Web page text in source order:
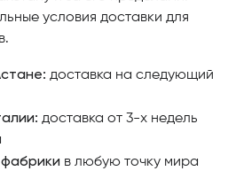
дереву и роскошной
декора.
выглядит с элегантной
фактурой. Ослепительный
придает
условия доставки для
доставка на следующий
доставка от 3-х недель
в любую точку мира